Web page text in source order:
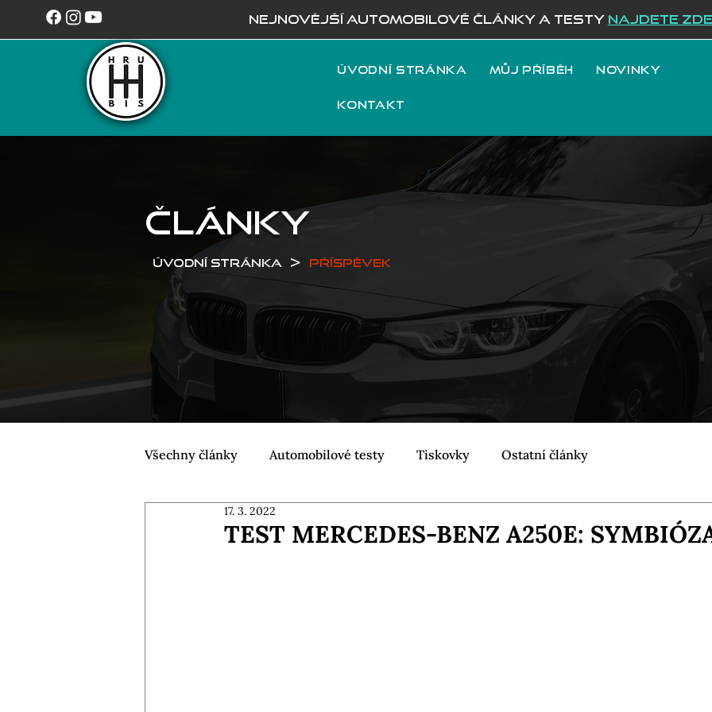
NEJNOVĚJŠÍ AUTOMOBILOVÉ ČLÁNKY A TESTY NAJDETE ZDE
Úvodní stránka Můj příběh Novinky
Kontakt
ČLÁNKY
Úvodní stránka > Příspěvek
Všechny články Automobilové testy Tiskovky Ostatní články
TEST MERCEDES-BENZ A250E:
17. 3. 2022